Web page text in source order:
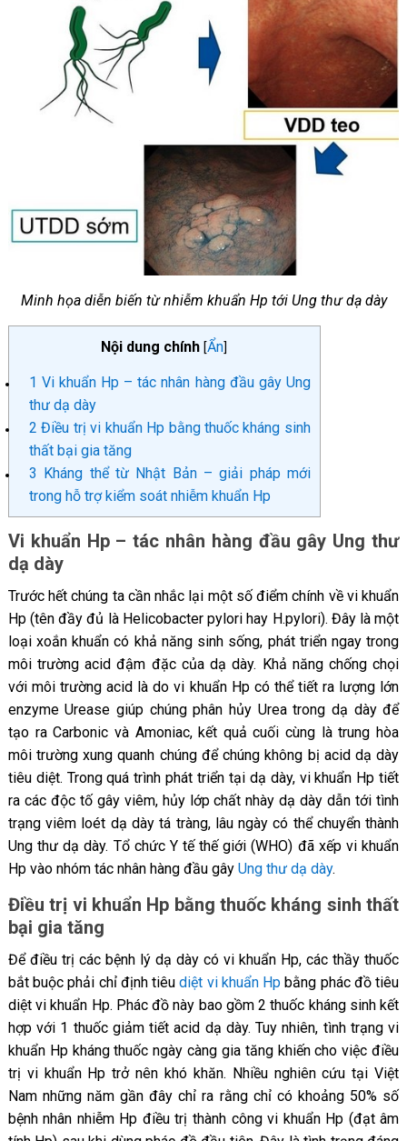
Minh họa diễn biến từ nhiễm khuẩn Hp tới Ung thư dạ dày
Nội dung chính [Ẩn]
1 Vi khuẩn Hp – tác nhân hàng đầu gây Ung
thư dạ dày
2 Điều trị vi khuẩn Hp bằng thuốc kháng sinh
thất bại gia tăng
3 Kháng thể từ Nhật Bản – giải pháp mới
trong hỗ trợ kiểm soát nhiễm khuẩn Hp
Vi khuẩn Hp – tác nhân hàng đầu gây Ung thư
dạ dày
Trước hết chúng ta cần nhắc lại một số điểm chính về vi khuẩn
Hp (tên đầy đủ là Helicobacter pylori hay H.pylori). Đây là một
loại xoắn khuẩn có khả năng sinh sống, phát triển ngay trong
môi trường acid đậm đặc của dạ dày. Khả năng chống chọi
với môi trường acid là do vi khuẩn Hp có thể tiết ra lượng lớn
enzyme Urease giúp chúng phân hủy Urea trong dạ dày để
tạo ra Carbonic và Amoniac, kết quả cuối cùng là trung hòa
môi trường xung quanh chúng để chúng không bị acid dạ dày
tiêu diệt. Trong quá trình phát triển tại dạ dày, vi khuẩn Hp tiết
ra các độc tố gây viêm, hủy lớp chất nhày dạ dày dẫn tới tình
trạng viêm loét dạ dày tá tràng, lâu ngày có thể chuyển thành
Ung thư dạ dày. Tổ chức Y tế thế giới (WHO) đã xếp vi khuẩn
Hp vào nhóm tác nhân hàng đầu gây Ung thư dạ dày.
Điều trị vi khuẩn Hp bằng thuốc kháng sinh thất
bại gia tăng
Để điều trị các bệnh lý dạ dày có vi khuẩn Hp, các thầy thuốc
bắt buộc phải chỉ định tiêudiệt vi khuẩn Hp bằng phác đồ tiêu
diệt vi khuẩn Hp. Phác đồ này bao gồm 2 thuốc kháng sinh kết
hợp với 1 thuốc giảm tiết acid dạ dày. Tuy nhiên, tình trạng vi
khuẩn Hp kháng thuốc ngày càng gia tăng khiến cho việc điều
trị vi khuẩn Hp trở nên khó khăn. Nhiều nghiên cứu tại Việt
Nam những năm gần đây chỉ ra rằng chỉ có khoảng 50% số
bệnh nhân nhiễm Hp điều trị thành công vi khuẩn Hp (đạt âm